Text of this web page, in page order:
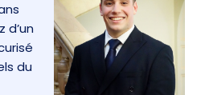
d’un
du